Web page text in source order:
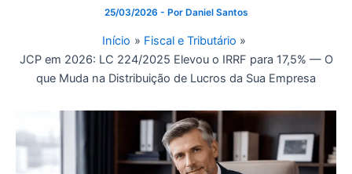
25/03/2026 - Por Daniel Santos
Início
Fiscal e Tributário
JCP em 2026: LC 224/2025 Elevou o IRRF para 17,5% — O
que Muda na Distribuição de Lucros da Sua Empresa